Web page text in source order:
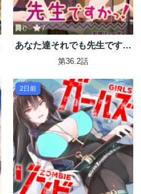
0 7
あなた達それでも先生ですか
っ！
第36.2話
2日前